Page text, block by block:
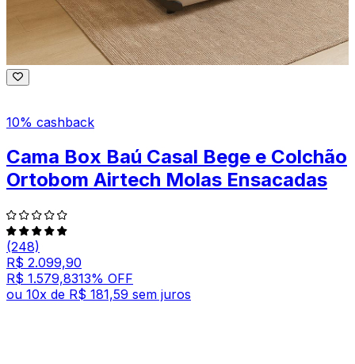
10% cashback
Cama Box Baú Casal Bege e Colchão
Ortobom Airtech Molas Ensacadas
(248)
R$ 2.099,90
R$ 1.579,8313% OFF
ou 10x de R$ 181,59 sem juros